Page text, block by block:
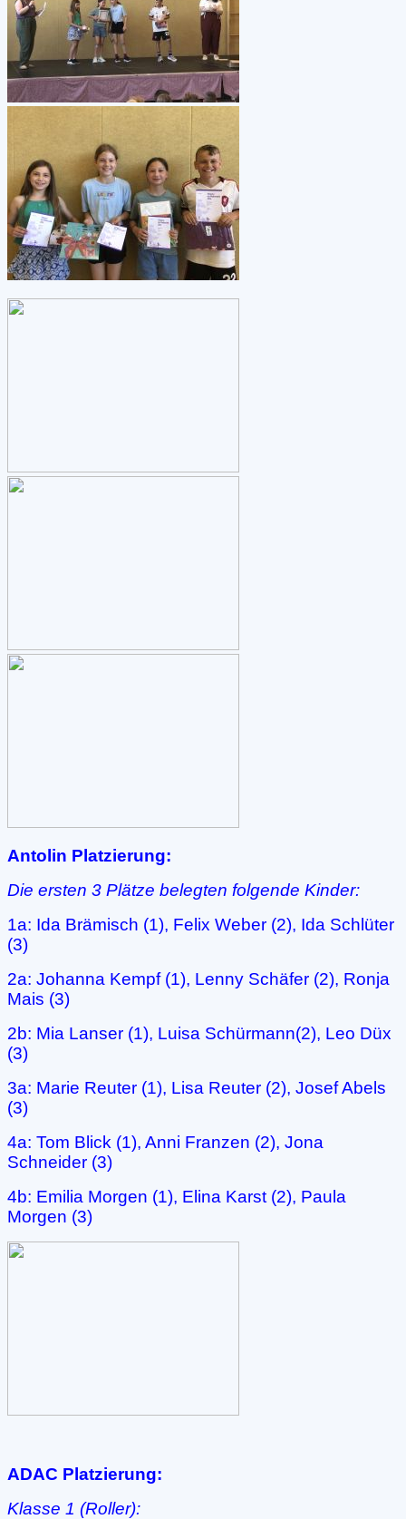
Antolin Platzierung:
Die ersten 3 Plätze belegten folgende Kinder:
1a: Ida Brämisch (1), Felix Weber (2), Ida Schlüter
(3)
2a: Johanna Kempf (1), Lenny Schäfer (2), Ronja
Mais (3)
2b: Mia Lanser (1), Luisa Schürmann(2), Leo Düx
(3)
3a: Marie Reuter (1), Lisa Reuter (2), Josef Abels
(3)
4a: Tom Blick (1), Anni Franzen (2), Jona
Schneider (3)
4b: Emilia Morgen (1), Elina Karst (2), Paula
Morgen (3)
ADAC Platzierung:
Klasse 1 (Roller):